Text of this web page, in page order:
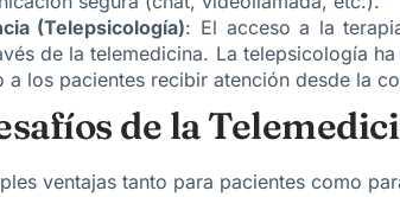
(Telepsicología): El acceso a la
de la telemedicina. La telepsicología
a los pacientes recibir atención desde la
de la
ventajas tanto para pacientes como